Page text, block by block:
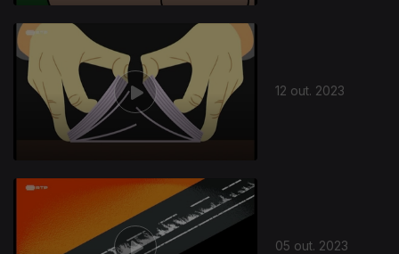
12 out. 2023
05 out. 2023
719826